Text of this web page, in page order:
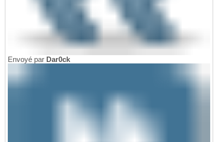
Envoyé par Dar0ck